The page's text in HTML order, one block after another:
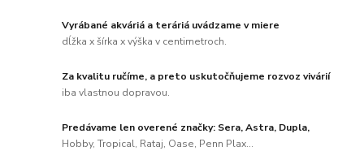
Vyrábané akváriá a teráriá uvádzame v miere
dĺžka x šírka x výška v centimetroch.
Za kvalitu ručíme, a preto uskutočňujeme rozvoz vivárií
iba vlastnou dopravou.
Predávame len overené značky: Sera, Astra, Dupla,
Hobby, Tropical, Rataj, Oase, Penn Plax...